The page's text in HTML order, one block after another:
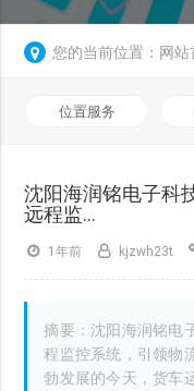
您的当前位置： 网站
位置服务
沈阳海润铭电子科
远程监...
1年前 kjzwh23t
摘要：沈阳海润铭电
程监控系统，引领物
勃发展的今天，货车